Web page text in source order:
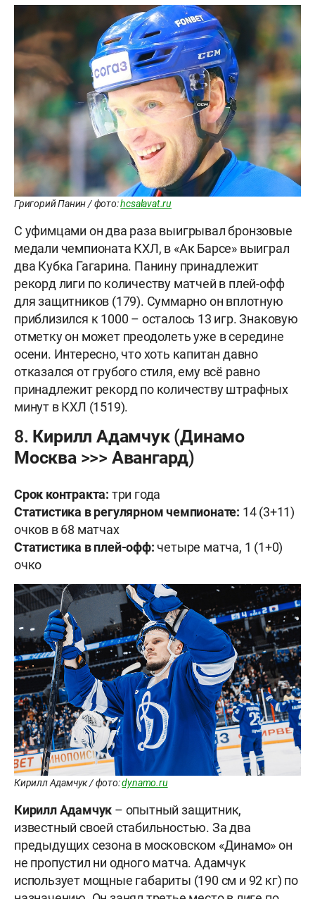
Григорий Панин / фото:hcsalavat.ru
С уфимцами он два раза выигрывал бронзовые
медали чемпионата КХЛ, в «Ак Барсе» выиграл
два Кубка Гагарина. Панину принадлежит
рекорд лиги по количеству матчей в плей-офф
для защитников (179). Суммарно он вплотную
приблизился к 1000 – осталось 13 игр. Знаковую
отметку он может преодолеть уже в середине
осени. Интересно, что хоть капитан давно
отказался от грубого стиля, ему всё равно
принадлежит рекорд по количеству штрафных
минут в КХЛ (1519).
8. Кирилл Адамчук (Динамо
Москва >>> Авангард)
Срок контракта: три года
Статистика в регулярном чемпионате: 14 (3+11)
очков в 68 матчах
Статистика в плей-офф: четыре матча, 1 (1+0)
очко
Кирилл Адамчук / фото:dynamo.ru
Кирилл Адамчук – опытный защитник,
известный своей стабильностью. За два
предыдущих сезона в московском «Динамо» он
не пропустил ни одного матча. Адамчук
использует мощные габариты (190 см и 92 кг) по